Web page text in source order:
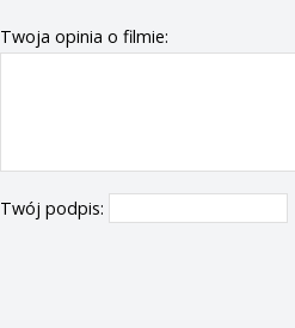
Twoja opinia o filmie:
Twój podpis: